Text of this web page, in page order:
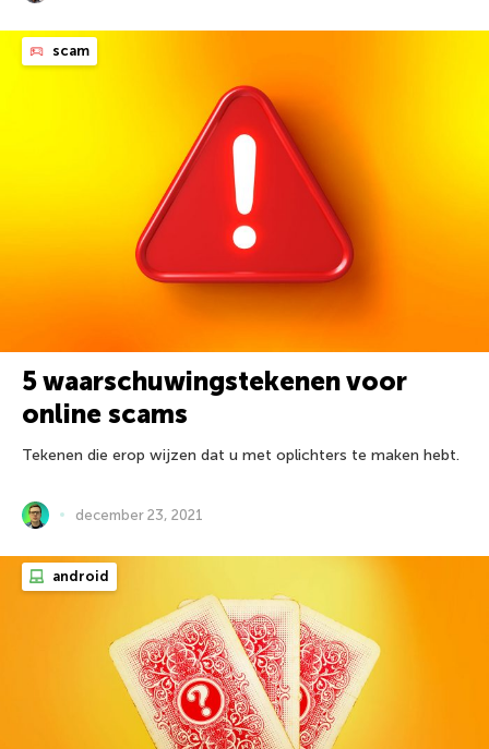
scam
5 waarschuwingstekenen voor
online scams
Tekenen die erop wijzen dat u met oplichters te maken hebt.
december 23, 2021
android